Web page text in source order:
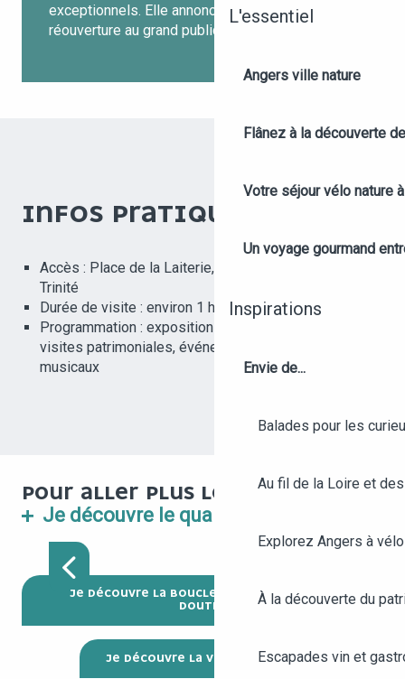
L'essentiel
Angers ville nature
Flânez à la découverte
Votre séjour vélo nature
Un voyage gourmand
Inspirations
Envie de...
Balades pour les
Au fil de la Loire et
Explorez Angers à vélo
À la découverte du
Escapades vin et
exceptionnels. Elle annonce également la
réouverture au grand public de l’église abbatiale.
INFOS PRATIQUES
Accès : Place de la Laiterie, à côté de l’église de la
Trinité
Durée de visite : environ 1 heure
Programmation : expositions d’art contemporain,
visites patrimoniales, événements culturels et
musicaux
POUR ALLER PLUS LOIN
Je découvre le quartier de la Doutre
BOUCLE DE LA DOUTRE -
ANGERS
JE DÉCOUVRE LA BOUCLE DU QUARTIER DE LA
DOUTRE
JE DÉCOUVRE LA VISITE GUIDÉE